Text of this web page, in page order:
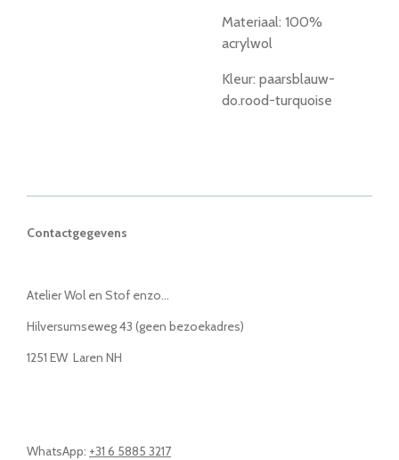
Materiaal: 100%
acrylwol
Kleur: paarsblauw-
do.rood-turquoise
Contactgegevens
Atelier Wol en Stof enzo...
Hilversumseweg 43 (geen bezoekadres)
1251 EW Laren NH
WhatsApp: +31 6 5885 3217